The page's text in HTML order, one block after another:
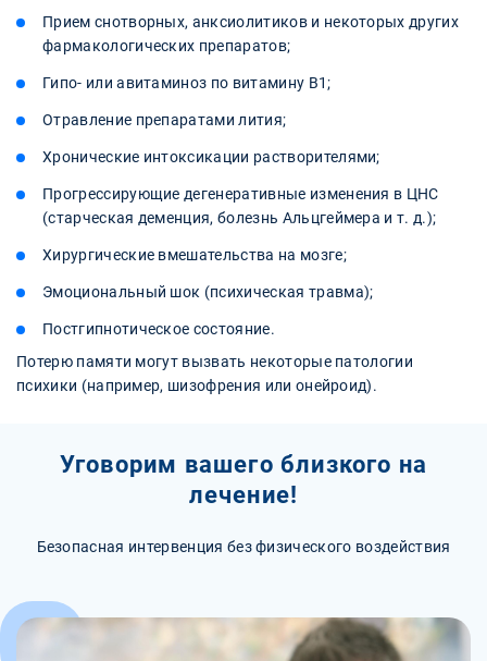
Прием снотворных, анксиолитиков и некоторых других
фармакологических препаратов;
Гипо- или авитаминоз по витамину В1;
Отравление препаратами лития;
Хронические интоксикации растворителями;
Прогрессирующие дегенеративные изменения в ЦНС
(старческая деменция, болезнь Альцгеймера и т. д.);
Хирургические вмешательства на мозге;
Эмоциональный шок (психическая травма);
Постгипнотическое состояние.
Потерю памяти могут вызвать некоторые патологии
психики (например, шизофрения или онейроид).
Уговорим вашего близкого на
лечение!
Безопасная интервенция без физического воздействия